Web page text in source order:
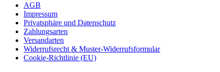
AGB
Impressum
Privatsphäre und Datenschutz
Zahlungsarten
Versandarten
Widerrufsrecht & Muster-Widerrufsformular
Cookie-Richtlinie (EU)